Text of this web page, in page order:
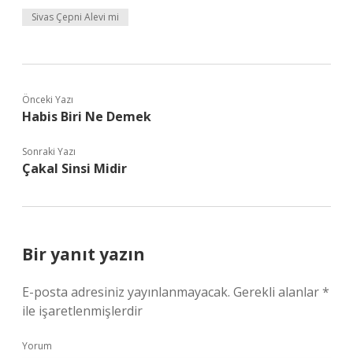
Sivas Çepni Alevi mi
Önceki Yazı
Habis Biri Ne Demek
Sonraki Yazı
Çakal Sinsi Midir
Bir yanıt yazın
E-posta adresiniz yayınlanmayacak. Gerekli alanlar*
ile işaretlenmişlerdir
Yorum